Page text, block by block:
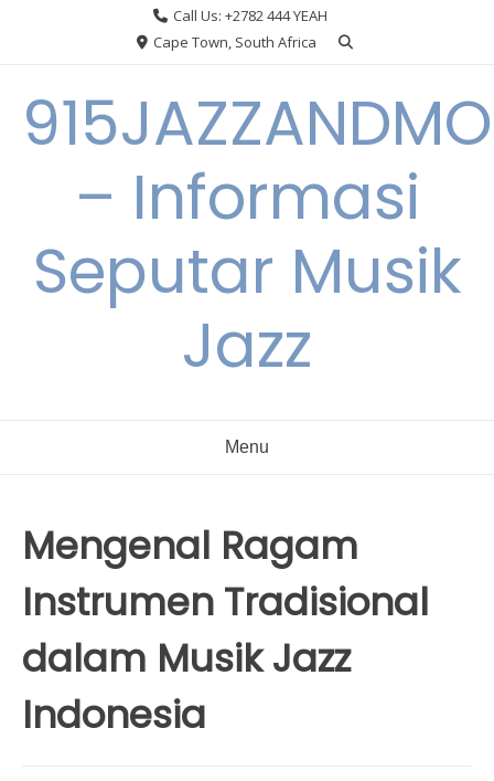
Call Us: +2782 444 YEAH
Cape Town, South Africa
– Informasi
Seputar Musik
Jazz
Menu
Mengenal Ragam
Instrumen Tradisional
dalam Musik Jazz
Indonesia